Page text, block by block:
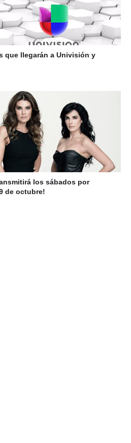
que llegarán a Univisión y
los sábados por
de octubre!